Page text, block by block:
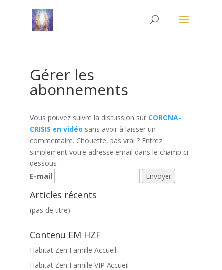
Gérer les
abonnements
Vous pouvez suivre la discussion sur CORONA-
CRISIS en vidéo sans avoir à laisser un
commentaire. Chouette, pas vrai ? Entrez
simplement votre adresse email dans le champ ci-
dessous.
E-mail
Articles récents
(pas de titre)
Contenu EM HZF
Habitat Zen Famille Accueil
Habitat Zen Famille VIP Accueil